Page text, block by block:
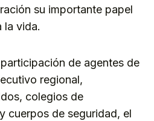
su importante papel
la vida.
de agentes de
regional,
colegios de
cuerpos de seguridad, el